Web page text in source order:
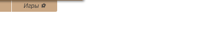
Игры ⚽